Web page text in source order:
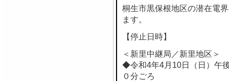
桐生市黒保根地区の潜在電
ます。
【停止日時】
＜新里中継局／新里地区＞
◆令和4年4月10日（日）午
０分ごろ